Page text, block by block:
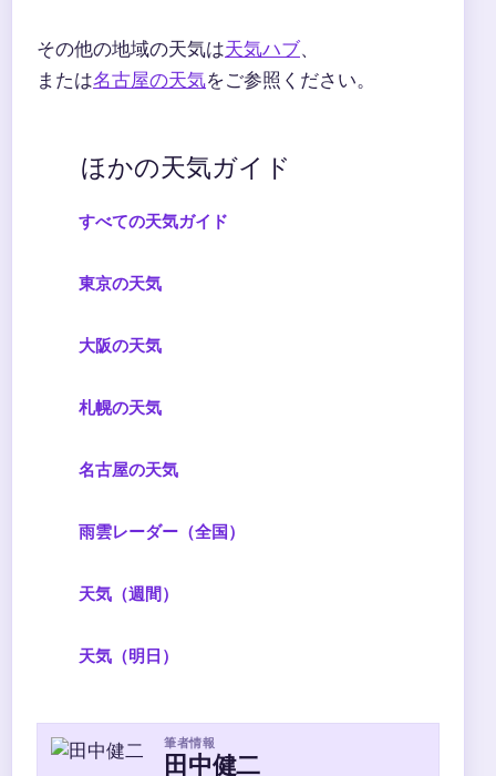
その他の地域の天気は天気ハブ、
または名古屋の天気をご参照ください。
ほかの天気ガイド
すべての天気ガイド
東京の天気
大阪の天気
札幌の天気
名古屋の天気
雨雲レーダー（全国）
天気（週間）
天気（明日）
筆者情報
田中健二